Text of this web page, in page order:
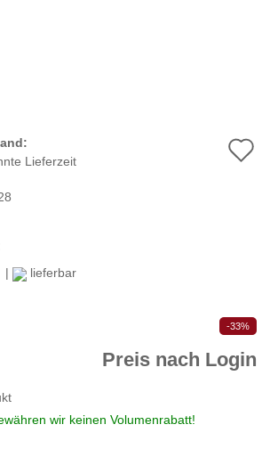
|
lieferbar
-33%
Preis nach Login
wir keinen Volumenrabatt!